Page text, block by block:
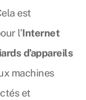
est
l’Internet
d’appareils
machines
et